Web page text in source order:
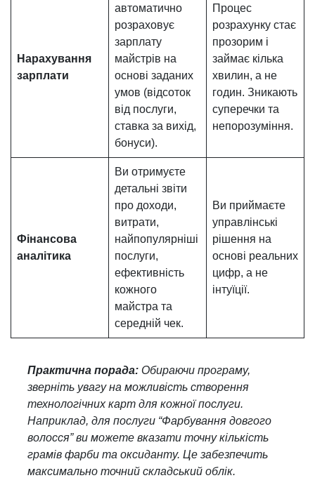
Нарахування
зарплати
автоматично
розраховує
зарплату
майстрів на
основі заданих
умов (відсоток
від послуги,
ставка за вихід,
бонуси).
Процес
розрахунку стає
прозорим і
займає кілька
хвилин, а не
годин. Зникають
суперечки та
непорозуміння.
Фінансова
аналітика
Ви отримуєте
детальні звіти
про доходи,
витрати,
найпопулярніші
послуги,
ефективність
кожного
майстра та
середній чек.
Ви приймаєте
управлінські
рішення на
основі реальних
цифр, а не
інтуїції.
Практична порада: Обираючи програму,
зверніть увагу на можливість створення
технологічних карт для кожної послуги.
Наприклад, для послуги “Фарбування довгого
волосся” ви можете вказати точну кількість
грамів фарби та оксиданту. Це забезпечить
максимально точний складський облік.